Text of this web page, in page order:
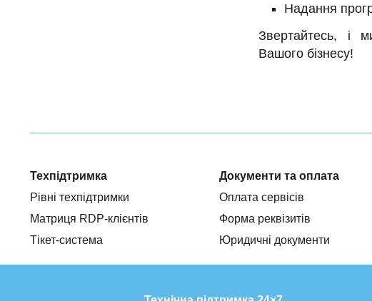
Надання
Звертайтесь, і
Вашого бізнесу!
Техпідтримка
Рівні техпідтримки
Матриця RDP-клієнтів
Тікет-система
Документи та оплата
Оплата сервісів
Форма реквізитів
Юридичні документи